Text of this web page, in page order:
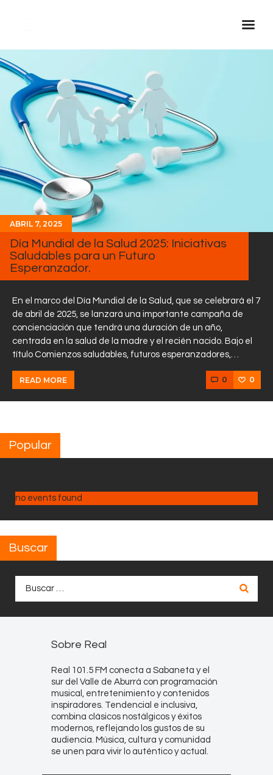
Streaming
En Vivo
Descarga La APP
Programas
Noticias
Equipo
Sobre Nosotros
Contactos
ABRIL 7, 2025
Día Mundial de la Salud 2025: Iniciativas
Saludables para un Futuro
Esperanzador.
En el marco del Día Mundial de la Salud, que se celebrará el 7
de abril de 2025, se lanzará una importante campaña de
concienciación que tendrá una duración de un año,
centrada en la salud de la madre y el recién nacido. Bajo el
título Comienzos saludables, futuros esperanzadores,…
READ MORE 0 0
Popular
no events found
Buscar
Sobre Real
Real 101.5 FM conecta a Sabaneta y el
sur del Valle de Aburrá con programación
musical, entretenimiento y contenidos
inspiradores. Tendencial e inclusiva,
combina clásicos nostálgicos y éxitos
modernos, reflejando los gustos de su
audiencia. Música, cultura y comunidad
se unen para vivir lo auténtico y actual.